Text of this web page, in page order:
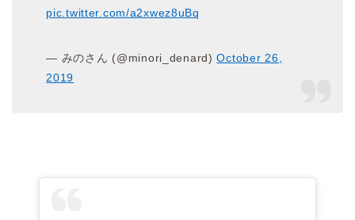
pic.twitter.com/a2xwez8uBq
— みのさん (@minori_denard)October 26,
2019